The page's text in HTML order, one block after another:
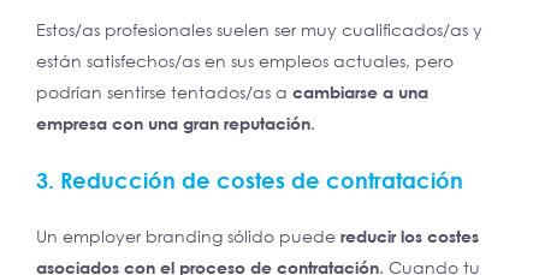
Estos/as profesionales suelen ser muy cualificados/as y
están satisfechos/as en sus empleos actuales, pero
podrían sentirse tentados/as a cambiarse a una
empresa con una gran reputación.
3. Reducción de costes de contratación
Un employer branding sólido puede reducir los costes
asociados con el proceso de contratación. Cuando tu